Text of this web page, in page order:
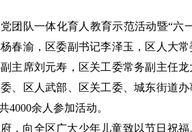
团队一体化育人教育示范活动暨“六
春渝，区委副书记李泽玉，区人大
主席刘元寿，区关工委常务副主任
、区人武部、区关工委、城东街道
4000余人参加活动。
，向全区广大少年儿童致以节日祝